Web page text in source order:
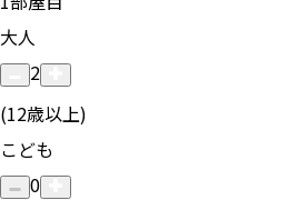
大人
2
(12歳以上)
こども
0